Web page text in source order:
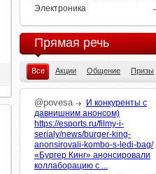
-
Электроника
Прямая речь
Все Акции Общение Призы
@povesa
И конкуренты с
давнишним анонсом)
https://esports.ru/filmy-i-
serialy/news/burger-king-
anonsirovali-kombo-s-ledi-bag/
«Бургер Кинг» анонсировали
коллаборацию с ...